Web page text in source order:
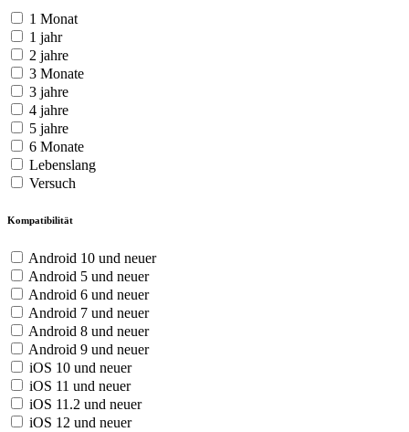
1 Monat
1 jahr
2 jahre
3 Monate
3 jahre
4 jahre
5 jahre
6 Monate
Lebenslang
Versuch
Kompatibilität
Android 10 und neuer
Android 5 und neuer
Android 6 und neuer
Android 7 und neuer
Android 8 und neuer
Android 9 und neuer
iOS 10 und neuer
iOS 11 und neuer
iOS 11.2 und neuer
iOS 12 und neuer